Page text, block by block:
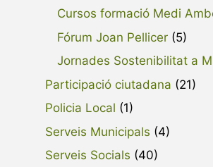
Cursos formació Medi
Fórum Joan Pellicer (5)
Jornades Sostenibilitat a
Participació ciutadana (21)
Policia Local (1)
Serveis Municipals (4)
Serveis Socials (40)